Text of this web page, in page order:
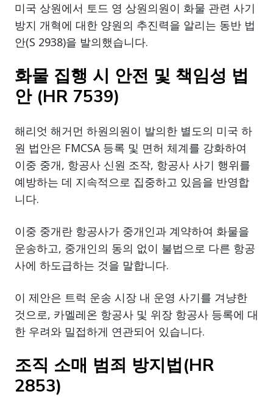
미국 상원에서 토드 영 상원의원이 화물 관련 사기
방지 개혁에 대한 양원의 추진력을 알리는 동반 법
안(S 2938)을 발의했습니다.
화물 집행 시 안전 및 책임성 법
안 (HR 7539)
해리엇 해거먼 하원의원이 발의한 별도의 미국 하
원 법안은 FMCSA 등록 및 면허 체계를 강화하여
이중 중개, 항공사 신원 조작, 항공사 사기 행위를
예방하는 데 지속적으로 집중하고 있음을 반영합
니다.
이중 중개란 항공사가 중개인과 계약하여 화물을
운송하고, 중개인의 동의 없이 불법으로 다른 항공
사에 하도급하는 것을 말합니다.
이 제안은 트럭 운송 시장 내 운영 사기를 겨냥한
것으로, 카멜레온 항공사 및 위장 항공사 등록에 대
한 우려와 밀접하게 연관되어 있습니다.
조직 소매 범죄 방지법(HR
2853)